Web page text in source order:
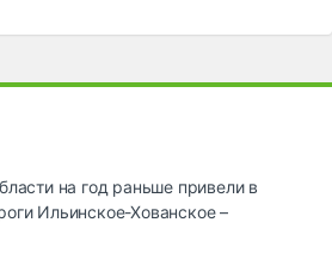
на год раньше привели в
Ильинское-Хованское –